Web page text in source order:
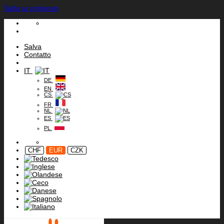
Salta ai contenuti
Salva
Contatto
IT
DE
EN
CS
FR
NL
ES
PL
CHF EUR CZK